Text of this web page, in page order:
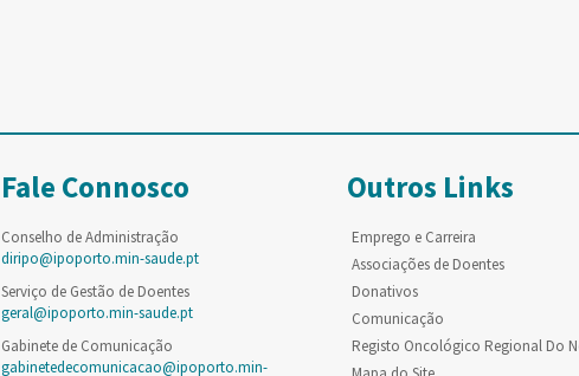
Fale Connosco
Conselho de Administração
diripo@ipoporto.min-saude.pt
Serviço de Gestão de Doentes
geral@ipoporto.min-saude.pt
Gabinete de Comunicação
gabinetedecomunicacao@ipoporto.min-
Outros Links
Emprego e Carreira
Associações de Doentes
Donativos
Comunicação
Registo Oncológico Regional Do